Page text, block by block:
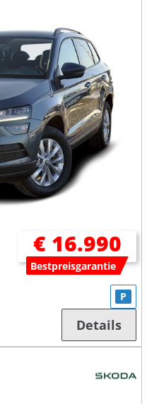
€ 16.990
Bestpreisgarantie
P
Details